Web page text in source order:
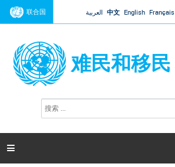
Jump to navigation
联合国 العربية 中文 English Français
难民和移民
搜
索
